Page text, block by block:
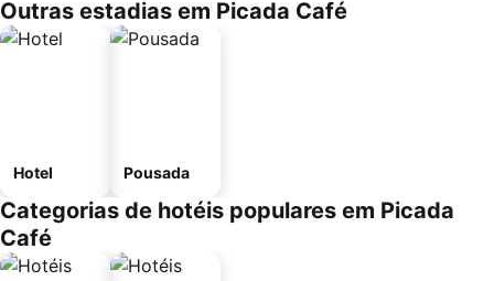
Outras estadias em Picada Café
Hotel Pousada
Categorias de hotéis populares em Picada
Café